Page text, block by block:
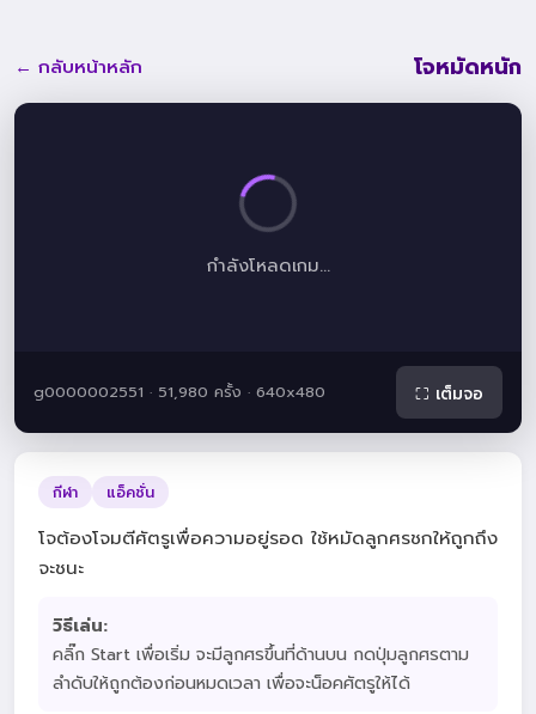
← กลับหน้าหลัก โจหมัดหนัก
กำลังโหลดเกม...
g0000002551 · 51,980 ครั้ง · 640x480 ⛶ เต็มจอ
กีฬา แอ็คชั่น
โจต้องโจมตีศัตรูเพื่อความอยู่รอด ใช้หมัดลูกศรชกให้ถูกถึง
จะชนะ
วิธีเล่น:
คลิ๊ก Start เพื่อเริ่ม จะมีลูกศรขึ้นที่ด้านบน กดปุ่มลูกศรตาม
ลำดับให้ถูกต้องก่อนหมดเวลา เพื่อจะน็อคศัตรูให้ได้